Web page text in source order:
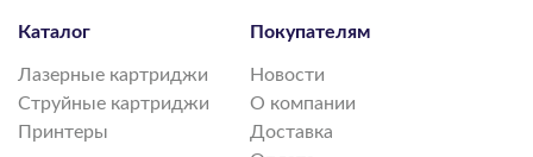
Каталог
Лазерные картриджи
Струйные картриджи
Принтеры
Покупателям
Новости
О компании
Доставка